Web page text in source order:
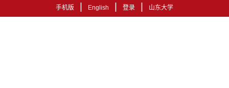
手机版 | English | 登录 | 山东大学